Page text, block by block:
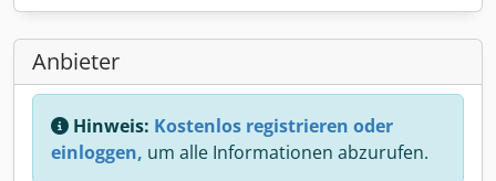
Anbieter
Hinweis: Kostenlos registrieren oder
einloggen, um alle Informationen abzurufen.